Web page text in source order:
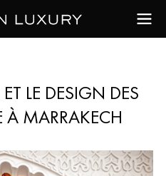
LE DESIGN DES
À MARRAKECH